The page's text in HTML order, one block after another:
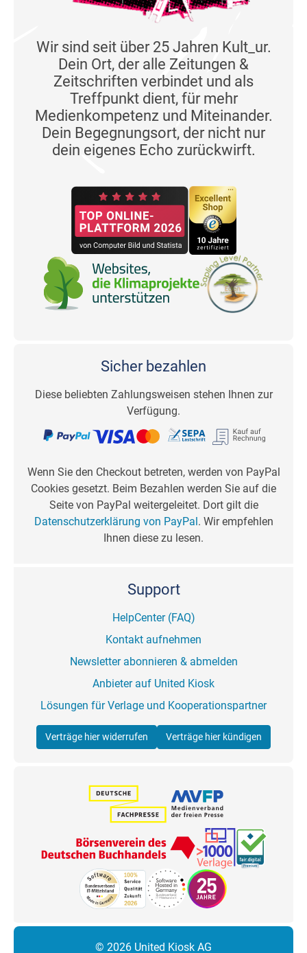
Wir sind seit über 25 Jahren Kult_ur.
Dein Ort, der alle Zeitungen &
Zeitschriften verbindet und als
Treffpunkt dient, für mehr
Medienkompetenz und Miteinander.
Dein Begegnungsort, der nicht nur
dein eigenes Echo zurückwirft.
Sicher bezahlen
Diese beliebten Zahlungsweisen stehen Ihnen zur
Verfügung.
Wenn Sie den Checkout betreten, werden von PayPal
Cookies gesetzt. Beim Bezahlen werden Sie auf die
Seite von PayPal weitergeleitet. Dort gilt die
Datenschutzerklärung von PayPal. Wir empfehlen
Ihnen diese zu lesen.
Support
HelpCenter (FAQ)
Kontakt aufnehmen
Newsletter abonnieren & abmelden
Anbieter auf United Kiosk
Lösungen für Verlage und Kooperationspartner
Verträge hier widerrufen Verträge hier kündigen
© 2026 United Kiosk AG